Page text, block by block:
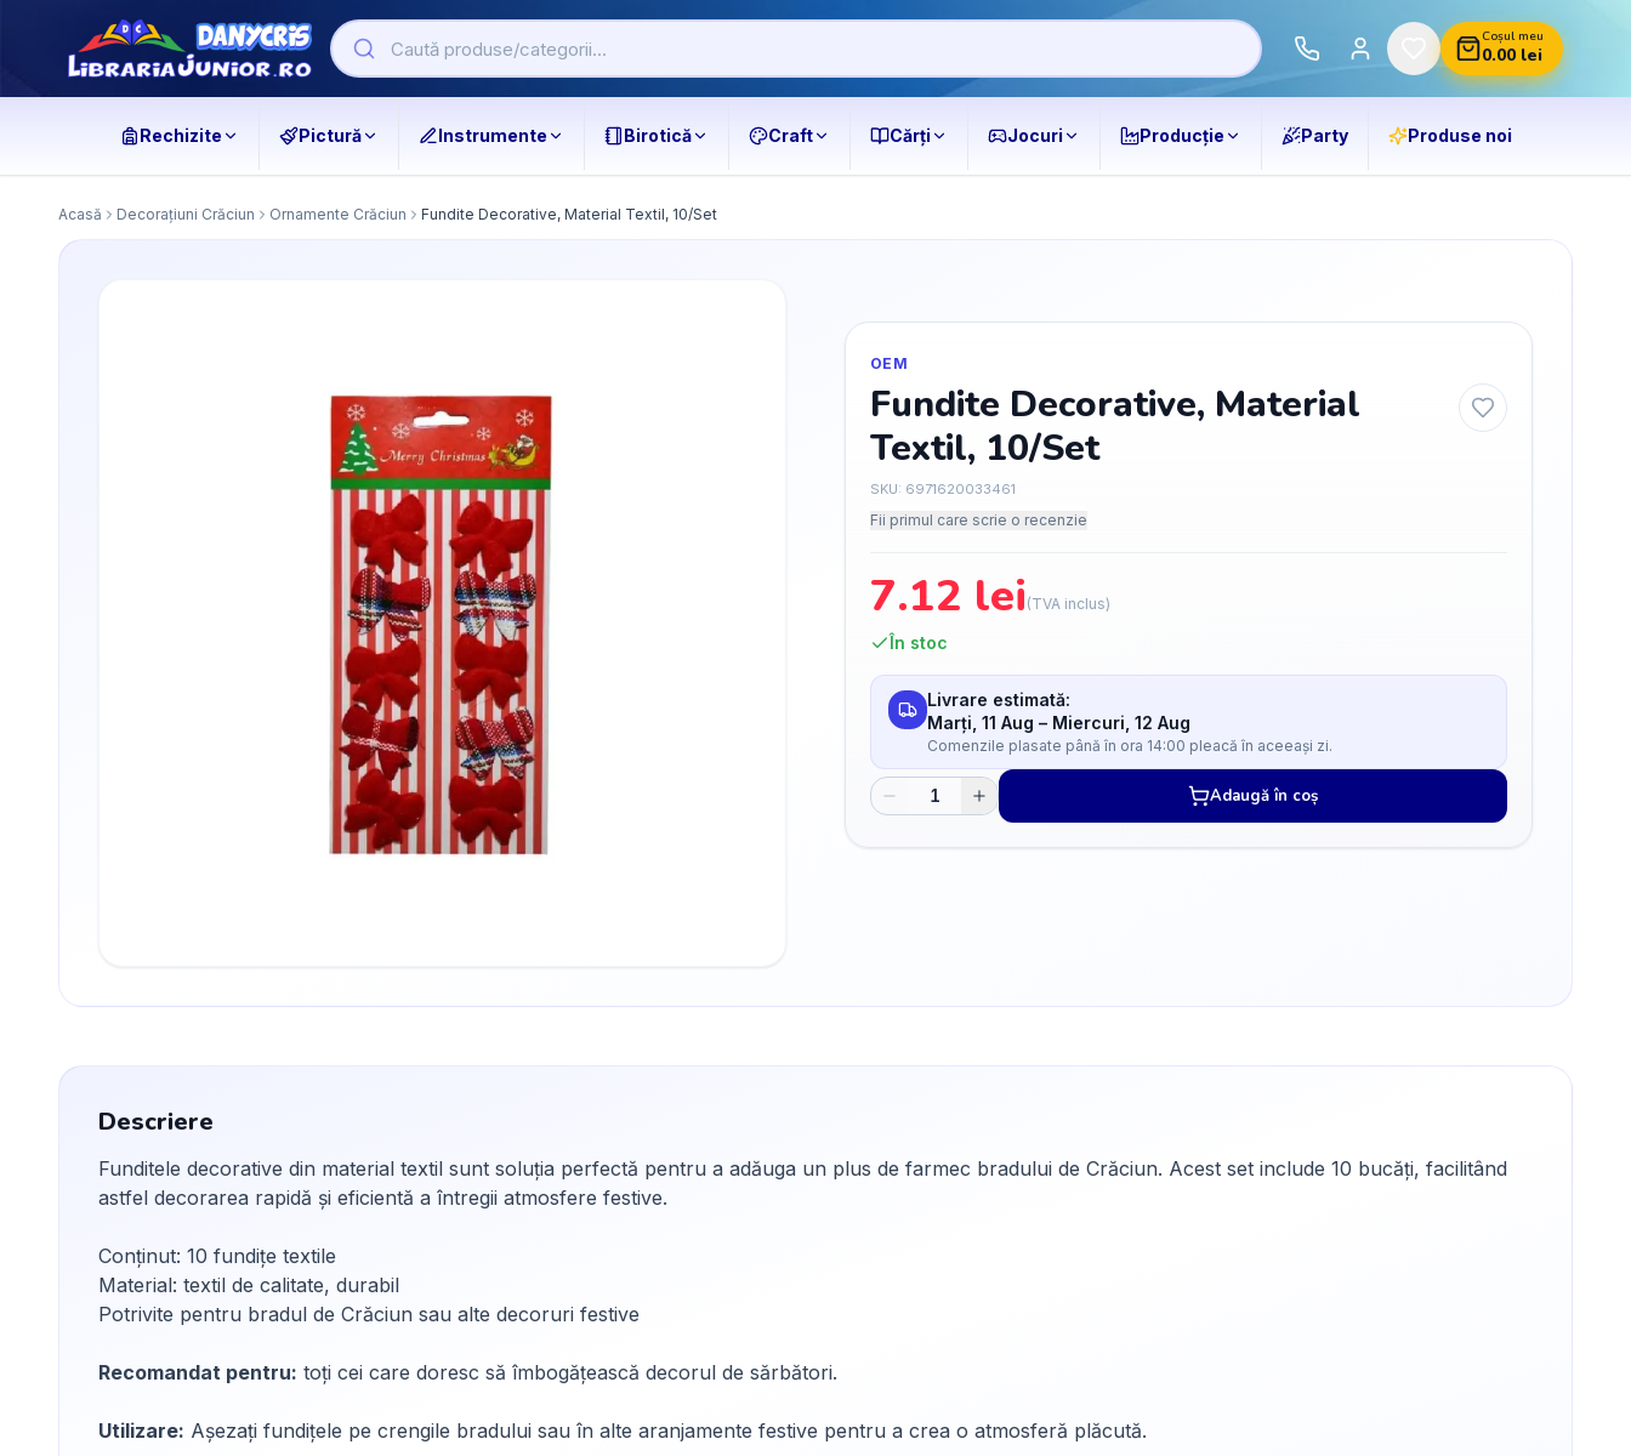
Coșul meu
0.00lei
Rechizite Pictură Instrumente Birotică Craft Cărți Jocuri Producție Party Produse noi
Acasă Decorațiuni Crăciun Ornamente Crăciun Fundite Decorative, Material Textil, 10/Set
OEM
Fundite Decorative, Material
Textil, 10/Set
SKU: 6971620033461
Fii primul care scrie o recenzie
7.12 lei (TVA inclus)
În stoc
Livrare estimată:
Marți, 11 Aug – Miercuri, 12 Aug
Comenzile plasate până în ora 14:00 pleacă în aceeași zi.
Adaugă în coș
Descriere
Funditele decorative din material textil sunt soluția perfectă pentru a adăuga un plus de farmec bradului de Crăciun. Acest set include 10 bucăți, facilitând
astfel decorarea rapidă și eficientă a întregii atmosfere festive.
Conținut: 10 fundițe textile
Material: textil de calitate, durabil
Potrivite pentru bradul de Crăciun sau alte decoruri festive
Recomandat pentru: toți cei care doresc să îmbogățească decorul de sărbători.
Utilizare: Așezați fundițele pe crengile bradului sau în alte aranjamente festive pentru a crea o atmosferă plăcută.